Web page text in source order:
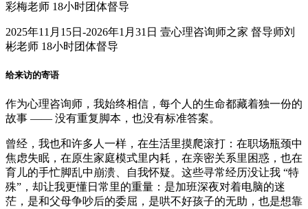
彩梅老师 18小时团体督导
2025年11月15日-2026年1月31日 壹心理咨询师之家 督导师刘
彬老师 18小时团体督导
给来访的寄语
作为心理咨询师，我始终相信，每个人的生命都藏着独一份的
故事 —— 没有重复脚本，也没有标准答案。
曾经，我也和许多人一样，在生活里摸爬滚打：在职场瓶颈中
焦虑失眠，在原生家庭模式里内耗，在亲密关系里困惑，也在
育儿的手忙脚乱中崩溃、自我怀疑。这些寻常经历没让我 “特
殊”，却让我更懂日常里的重量：是加班深夜对着电脑的迷
茫，是和父母争吵后的委屈，是哄不好孩子的无助，也是想靠